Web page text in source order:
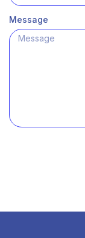
Message